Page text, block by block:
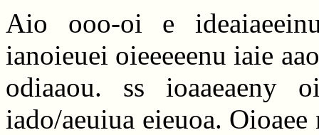
Aio ooo-oi e
ianoieuei oieeeeenu iaie
odiaaou. ss ioaaeaeny
iado/aeuiua eieuoa.